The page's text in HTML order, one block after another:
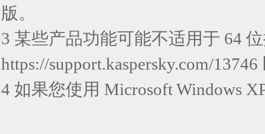
版。
3 某些产品功能可能不适用于 64
https://support.kaspersky.com/13746
4 如果您使用 Microsoft Windows